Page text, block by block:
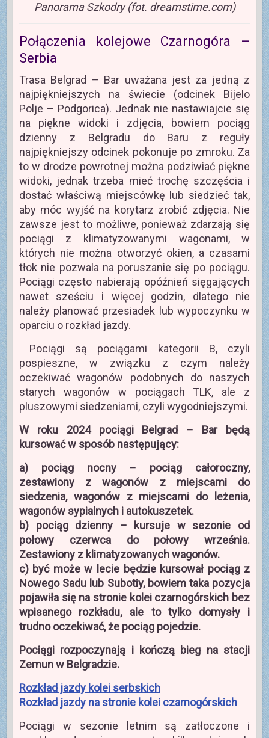
Panorama Szkodry (fot. dreamstime.com)
Połączenia kolejowe Czarnogóra –
Serbia
Trasa Belgrad – Bar uważana jest za jedną z
najpiękniejszych na świecie (odcinek Bijelo
Polje – Podgorica). Jednak nie nastawiajcie się
na piękne widoki i zdjęcia, bowiem pociąg
dzienny z Belgradu do Baru z reguły
najpiękniejszy odcinek pokonuje po zmroku. Za
to w drodze powrotnej można podziwiać piękne
widoki, jednak trzeba mieć trochę szczęścia i
dostać właściwą miejscówkę lub siedzieć tak,
aby móc wyjść na korytarz zrobić zdjęcia. Nie
zawsze jest to możliwe, ponieważ zdarzają się
pociągi z klimatyzowanymi wagonami, w
których nie można otworzyć okien, a czasami
tłok nie pozwala na poruszanie się po pociągu.
Pociągi często nabierają opóźnień sięgających
nawet sześciu i więcej godzin, dlatego nie
należy planować przesiadek lub wypoczynku w
oparciu o rozkład jazdy.
Pociągi są pociągami kategorii B, czyli
pospieszne, w związku z czym należy
oczekiwać wagonów podobnych do naszych
starych wagonów w pociągach TLK, ale z
pluszowymi siedzeniami, czyli wygodniejszymi.
W roku 2024 pociągi Belgrad – Bar będą
kursować w sposób następujący:
a) pociąg nocny – pociąg całoroczny,
zestawiony z wagonów z miejscami do
siedzenia, wagonów z miejscami do leżenia,
wagonów sypialnych i autokuszetek.
b) pociąg dzienny – kursuje w sezonie od
połowy czerwca do połowy września.
Zestawiony z klimatyzowanych wagonów.
c) być może w lecie będzie kursował pociąg z
Nowego Sadu lub Subotiy, bowiem taka pozycja
pojawiła się na stronie kolei czarnogórskich bez
wpisanego rozkładu, ale to tylko domysły i
trudno oczekiwać, że pociąg pojedzie.
Pociągi rozpoczynają i kończą bieg na stacji
Zemun w Belgradzie.
Rozkład jazdy kolei serbskich
Rozkład jazdy na stronie kolei czarnogórskich
Pociągi w sezonie letnim są zatłoczone i